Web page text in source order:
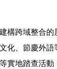
跨域整合
、節慶外
地踏查活